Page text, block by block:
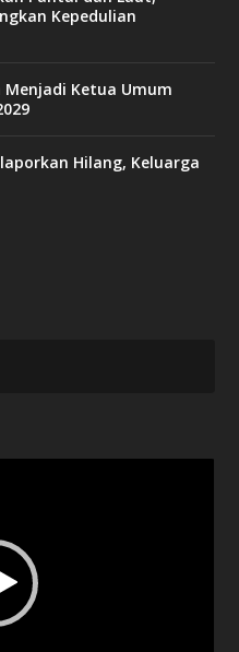
Kepedulian
Menjadi Ketua Umum
Hilang, Keluarga